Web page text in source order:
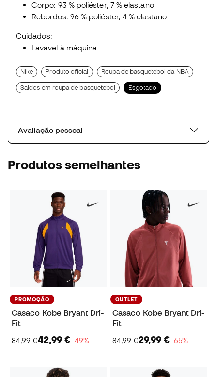
Corpo: 93 % poliéster, 7 % elastano
Rebordos: 96 % poliéster, 4 % elastano
Cuidados:
Lavável à máquina
Nike Produto oficial Roupa de basquetebol da NBA
Saldos em roupa de basquetebol Esgotado
Avaliação pessoal
Produtos semelhantes
PROMOÇÃO
Casaco Kobe Bryant Dri-
Fit
84,99 €42,99 €−49%
OUTLET
Casaco Kobe Bryant Dri-
Fit
84,99 €29,99 €−65%